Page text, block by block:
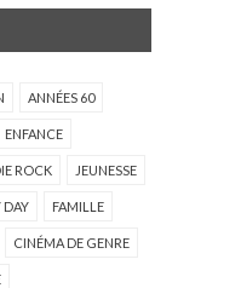
ANNÉES 60
ENFANCE
ROCK JEUNESSE
DAY FAMILLE
CINÉMA DE GENRE